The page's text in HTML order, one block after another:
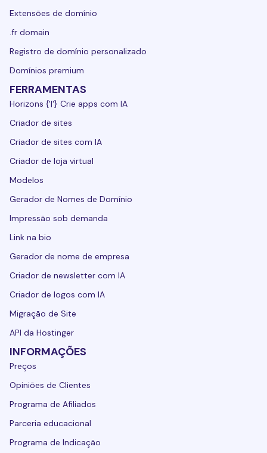
Extensões de domínio
.fr domain
Registro de domínio personalizado
Domínios premium
FERRAMENTAS
Horizons {'|'} Crie apps com IA
Criador de sites
Criador de sites com IA
Criador de loja virtual
Modelos
Gerador de Nomes de Domínio
Impressão sob demanda
Link na bio
Gerador de nome de empresa
Criador de newsletter com IA
Criador de logos com IA
Migração de Site
API da Hostinger
INFORMAÇÕES
Preços
Opiniões de Clientes
Programa de Afiliados
Parceria educacional
Programa de Indicação